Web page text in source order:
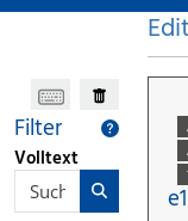
Filter
Volltext